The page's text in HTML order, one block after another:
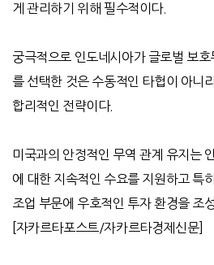
게 관리하기 위해 필수적이다.
궁극적으로 인도네시아가 글로벌 보
를 선택한 것은 수동적인 타협이 아니
합리적인 전략이다.
미국과의 안정적인 무역 관계 유지는
에 대한 지속적인 수요를 지원하고 특
조업 부문에 우호적인 투자 환경을 조
자카르타포스트 /자카르타경제신문]